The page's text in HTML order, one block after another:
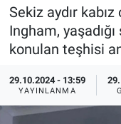
Sekiz aydır
Ingham,
konulan teşhisi
29.10.2024 - 13:59
YAYINLANMA
Dünya
Ege Saati
Ege'den
Spor
Yayın Akışı
İletişim
Son Dakika
Haber Arşivi